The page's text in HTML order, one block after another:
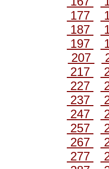
177
187
197
207
217
227
237
247
257
267
277